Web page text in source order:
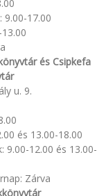
9.00-17.00
és Csipkefa
u. 9.
és 13.00-18.00
9.00-12.00 és 13.00-
Zárva